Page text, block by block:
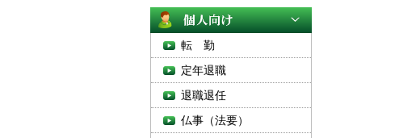
転 勤
定年退職
退職退任
仏事（法要）